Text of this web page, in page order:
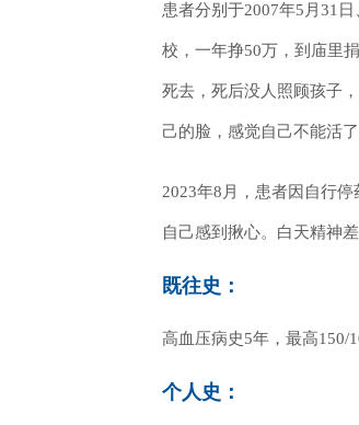
患者分别于2007年5月31
校，一年挣50万，到庙里
死去，死后没人照顾孩子
己的脸，感觉自己不能活
2023年8月，患者因自行
自己感到揪心。白天精神
既往史：
高血压病史5年，最高150/
个人史：